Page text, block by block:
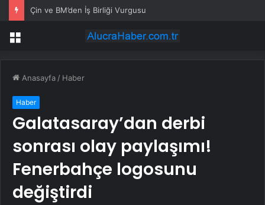
Çin ve BM’den İş Birliği Vurgusu
Menü
Anasayfa / Haber
Haber
Galatasaray’dan derbi
sonrası olay paylaşımı!
Fenerbahçe logosunu
değiştirdi